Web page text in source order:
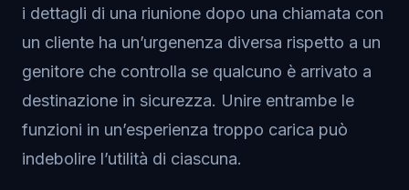
i dettagli di una riunione dopo una chiamata con
un cliente ha un’urgenenza diversa rispetto a un
genitore che controlla se qualcuno è arrivato a
destinazione in sicurezza. Unire entrambe le
funzioni in un’esperienza troppo carica può
indebolire l’utilità di ciascuna.